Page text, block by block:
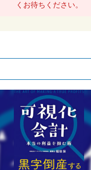
くお待ちください。